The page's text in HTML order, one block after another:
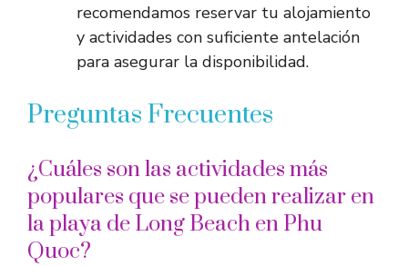
recomendamos reservar tu alojamiento
y actividades con suficiente antelación
para asegurar la disponibilidad.
Preguntas Frecuentes
¿Cuáles son las actividades más
populares que se pueden realizar en
la playa de Long Beach en Phu
Quoc?